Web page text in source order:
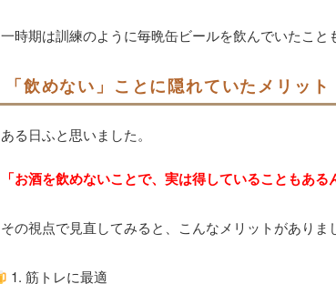
一時期は訓練のように毎晩缶ビールを飲んでいたこと
「飲めない」ことに隠れていたメリット
ある日ふと思いました。
「お酒を飲めないことで、実は得していることもある
その視点で見直してみると、こんなメリットがありま
1. 筋トレに最適